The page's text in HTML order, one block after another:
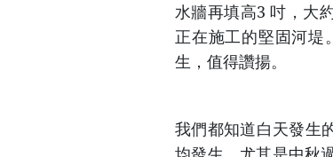
水牆再填高3 吋，大
正在施工的堅固河堤
生，值得讚揚。
我們都知道白天發生